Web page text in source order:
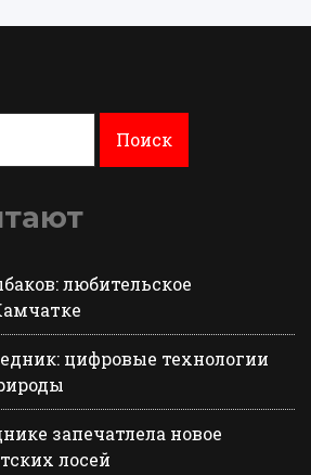
любительское
цифровые технологии
запечатлела новое
лосей